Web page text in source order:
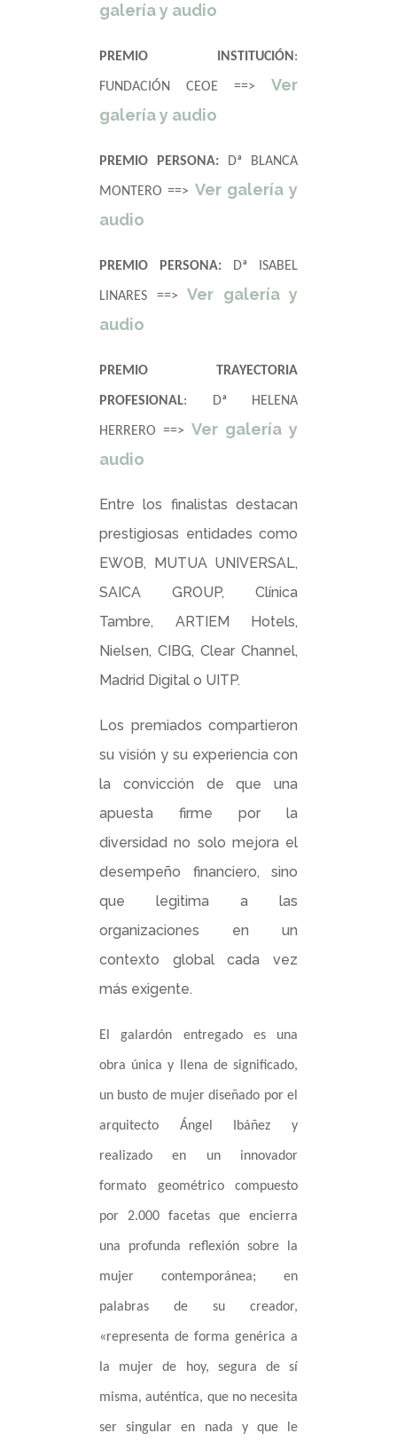
galería y audio
PREMIO INSTITUCIÓN:
FUNDACIÓN CEOE ==> Ver
galería y audio
PREMIO PERSONA: Dª BLANCA
MONTERO ==> Ver galería y
audio
PREMIO PERSONA: Dª ISABEL
LINARES ==> Ver galería y
audio
PREMIO TRAYECTORIA
PROFESIONAL: Dª HELENA
HERRERO ==> Ver galería y
audio
Entre los finalistas destacan
prestigiosas entidades como
EWOB, MUTUA UNIVERSAL,
SAICA GROUP, Clínica
Tambre, ARTIEM Hotels,
Nielsen, CIBG, Clear Channel,
Madrid Digital o UITP.
Los premiados compartieron
su visión y su experiencia con
la convicción de que una
apuesta firme por la
diversidad no solo mejora el
desempeño financiero, sino
que legitima a las
organizaciones en un
contexto global cada vez
más exigente.
El galardón entregado es una
obra única y llena de significado,
un busto de mujer diseñado por el
arquitecto Ángel Ibáñez y
realizado en un innovador
formato geométrico compuesto
por 2.000 facetas que encierra
una profunda reflexión sobre la
mujer contemporánea; en
palabras de su creador,
«representa de forma genérica a
la mujer de hoy, segura de sí
misma, auténtica, que no necesita
ser singular en nada y que le